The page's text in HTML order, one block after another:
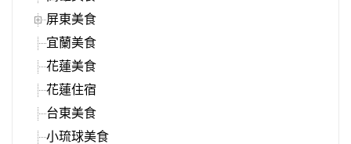
屏東美食
宜蘭美食
花蓮美食
花蓮住宿
台東美食
小琉球美食